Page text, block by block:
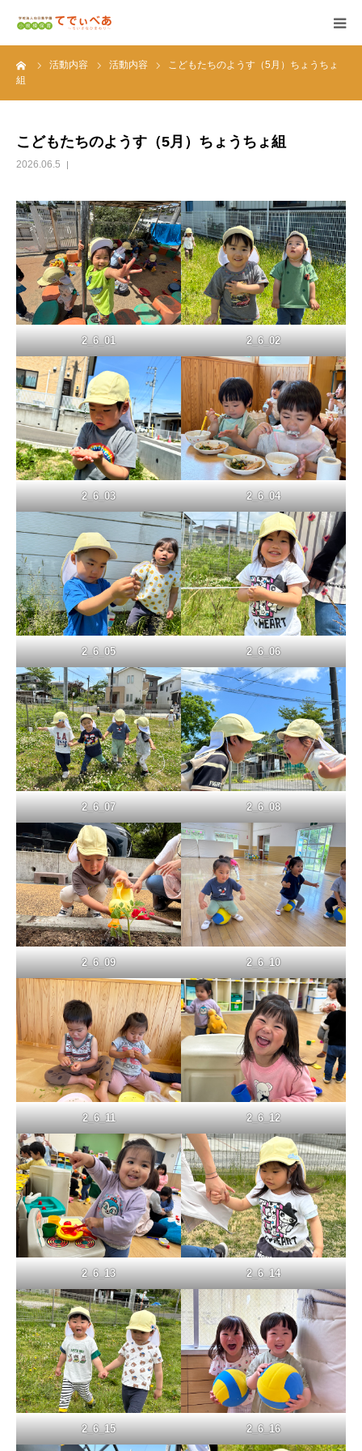
活動内容 活動内容
こどもたちのようす（5月）ちょうちょ
組
こどもたちのようす（5月）ちょうちょ組
2026.06.5
2_6_01 2_6_02
2_6_03 2_6_04
2_6_05 2_6_06
2_6_07 2_6_08
2_6_09 2_6_10
2_6_11 2_6_12
2_6_13 2_6_14
2_6_15 2_6_16
HOME
活動内容
採用情報
アクセス
園内紹介動画
園見学申し込み
お問い合わせ